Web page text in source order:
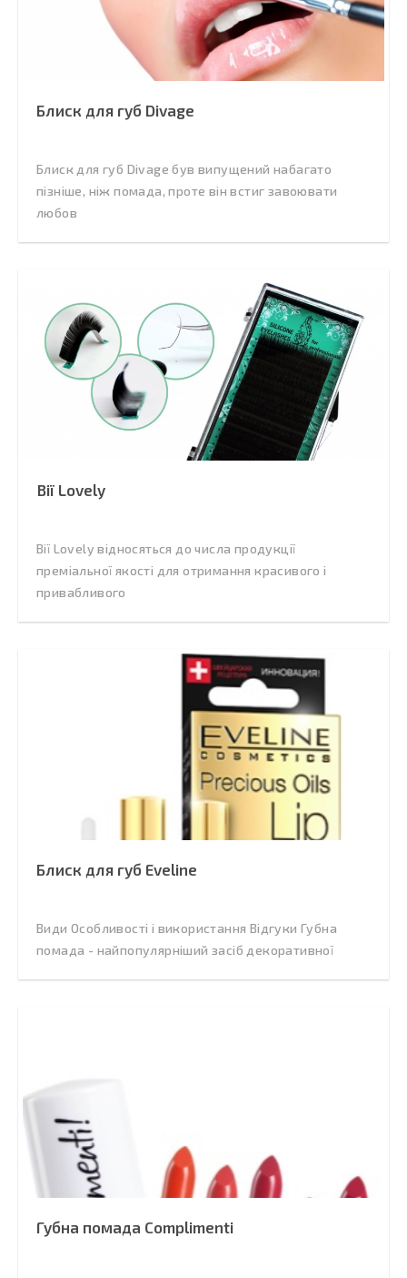
Блиск для губ Divage
Блиск для губ Divage був випущений набагато
пізніше, ніж помада, проте він встиг завоювати
любов
Вії Lovely
Вії Lovely відносяться до числа продукції
преміальної якості для отримання красивого і
привабливого
Блиск для губ Eveline
Види Особливості і використання Відгуки Губна
помада - найпопулярніший засіб декоративної
Губна помада Сomplimenti